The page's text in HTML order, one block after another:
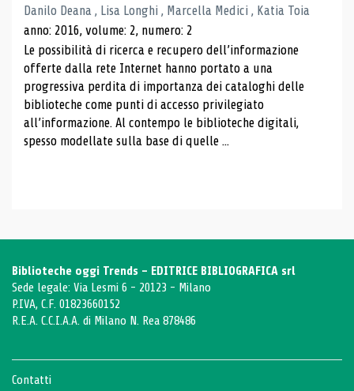
Danilo Deana , Lisa Longhi , Marcella Medici , Katia Toia
anno: 2016, volume: 2, numero: 2
Le possibilità di ricerca e recupero dell’informazione
offerte dalla rete Internet hanno portato a una
progressiva perdita di importanza dei cataloghi delle
biblioteche come punti di accesso privilegiato
all’informazione. Al contempo le biblioteche digitali,
spesso modellate sulla base di quelle ...
Biblioteche oggi Trends - EDITRICE BIBLIOGRAFICA srl
Sede legale: Via Lesmi 6 - 20123 - Milano
P.IVA, C.F. 01823660152
R.E.A. C.C.I.A.A. di Milano N. Rea 878486
Contatti